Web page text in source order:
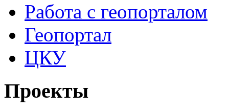
Работа с геопорталом
Геопортал
ЦКУ
Проекты